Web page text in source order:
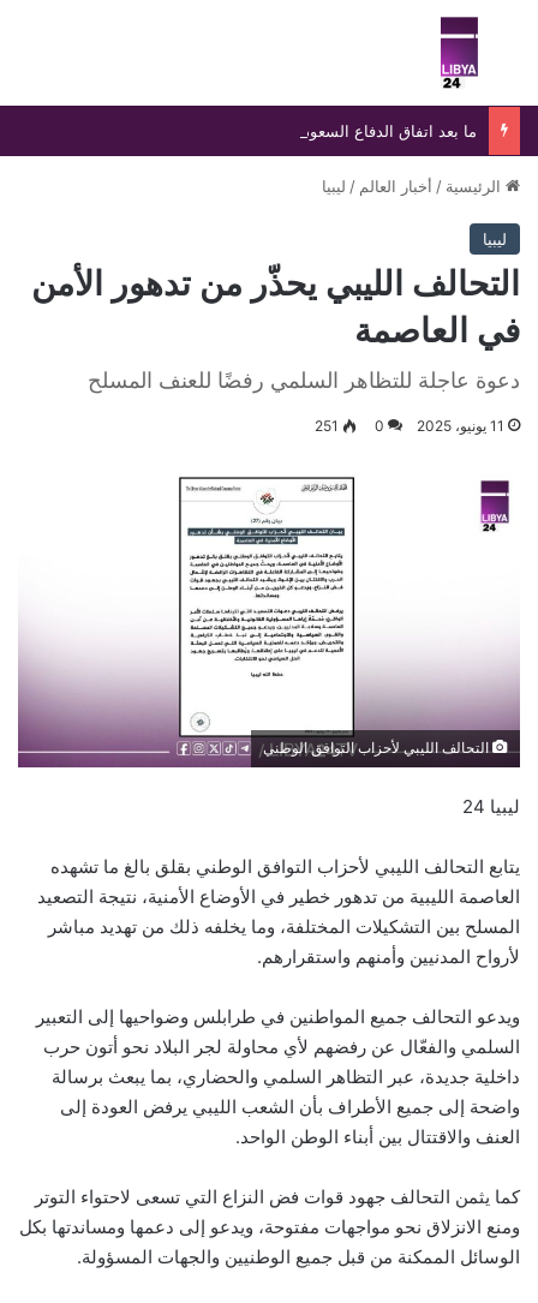
بحث عن
الرئيسية / أخبار العالم / ليبيا
ليبيا
التحالف الليبي يحذّر من تدهور الأمن
في العاصمة
دعوة عاجلة للتظاهر السلمي رفضًا للعنف المسلح
11 يونيو، 2025 0
251
التحالف الليبي لأحزاب التوافق الوطني
ليبيا 24
يتابع التحالف الليبي لأحزاب التوافق الوطني بقلق بالغ ما تشهده
العاصمة الليبية من تدهور خطير في الأوضاع الأمنية، نتيجة التصعيد
المسلح بين التشكيلات المختلفة، وما يخلفه ذلك من تهديد مباشر
لأرواح المدنيين وأمنهم واستقرارهم.
ويدعو التحالف جميع المواطنين في طرابلس وضواحيها إلى التعبير
السلمي والفعّال عن رفضهم لأي محاولة لجر البلاد نحو أتون حرب
داخلية جديدة، عبر التظاهر السلمي والحضاري، بما يبعث برسالة
واضحة إلى جميع الأطراف بأن الشعب الليبي يرفض العودة إلى
العنف والاقتتال بين أبناء الوطن الواحد.
كما يثمن التحالف جهود قوات فض النزاع التي تسعى لاحتواء التوتر
ومنع الانزلاق نحو مواجهات مفتوحة، ويدعو إلى دعمها ومساندتها بكل
الوسائل الممكنة من قبل جميع الوطنيين والجهات المسؤولة.